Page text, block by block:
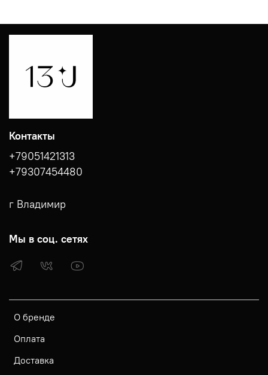
О бренде
Оплата
Доставка
Контакты
+79051421313
+79307454480
г Владимир
Мы в соц. сетях